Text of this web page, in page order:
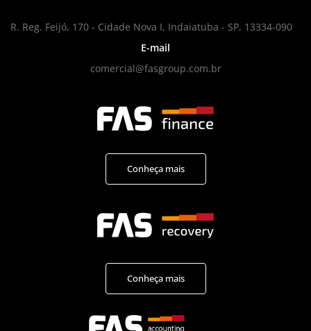
R. Reg. Feijó, 170 - Cidade Nova I, Indaiatuba - SP, 13334-090
E-mail
comercial@fasgroup.com.br
Conheça mais
Conheça mais